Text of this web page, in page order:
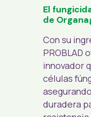
El
de
Con su
PROBLAD
innovador
células
duradera